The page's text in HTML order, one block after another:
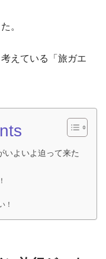
。
えている「旅ガエ
いよいよ迫って来た
！